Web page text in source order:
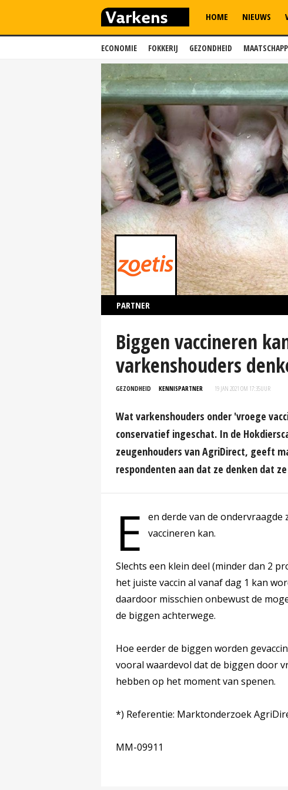
ECONOMIE FOKKERIJ GEZONDHEID
HOME NIEUWS
PARTNER
Biggen vaccineren
varkenshouders
GEZONDHEID KENNISPARTNER 19 JAN 2021 OM 17:35UUR
Wat varkenshouders onder 'vroege
conservatief ingeschat. In de
zeugenhouders van AgriDirect, geeft
respondenten aan dat ze denken dat
E
en derde van de
vaccineren kan.
Slechts een klein deel (minder dan 2
het juiste vaccin al vanaf dag 1 kan
daardoor misschien onbewust de
de biggen achterwege.
Hoe eerder de biggen worden
vooral waardevol dat de biggen door
hebben op het moment van spenen.
*) Referentie: Marktonderzoek
MM-09911